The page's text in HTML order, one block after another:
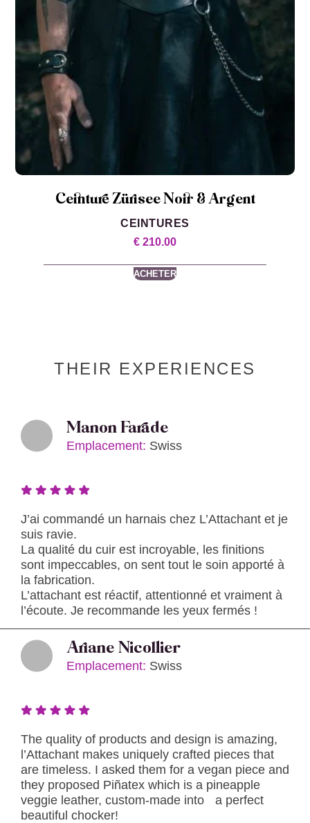
Ceinture Zürisee Noir & Argent
CEINTURES
€ 210.00
ACHETER
THEIR EXPERIENCES
Manon Farade
Emplacement: Swiss
J’ai commandé un harnais chez L’Attachant et je
suis ravie.
La qualité du cuir est incroyable, les finitions
sont impeccables, on sent tout le soin apporté à
la fabrication.
L’attachant est réactif, attentionné et vraiment à
l’écoute. Je recommande les yeux fermés !
Ariane Nicollier
Emplacement: Swiss
The quality of products and design is amazing,
l’Attachant makes uniquely crafted pieces that
are timeless. I asked them for a vegan piece and
they proposed Piñatex which is a pineapple
veggie leather, custom-made into a perfect
beautiful chocker!